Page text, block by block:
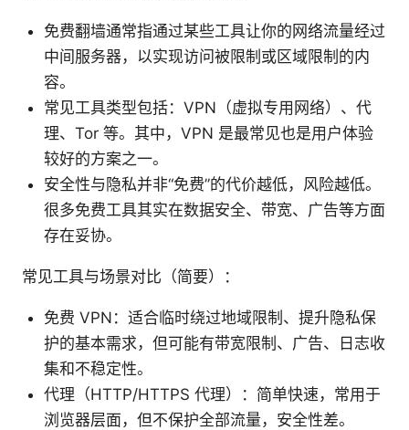
免费翻墙通常指通过某些工具让你的网络流量经过
中间服务器，以实现访问被限制或区域限制的内
容。
常见工具类型包括：VPN（虚拟专用网络）、代
理、Tor 等。其中，VPN 是最常见也是用户体验
较好的方案之一。
安全性与隐私并非“免费”的代价越低，风险越低。
很多免费工具其实在数据安全、带宽、广告等方面
存在妥协。
常见工具与场景对比（简要）：
免费 VPN：适合临时绕过地域限制、提升隐私保
护的基本需求，但可能有带宽限制、广告、日志收
集和不稳定性。
代理（HTTP/HTTPS 代理）：简单快速，常用于
浏览器层面，但不保护全部流量，安全性差。